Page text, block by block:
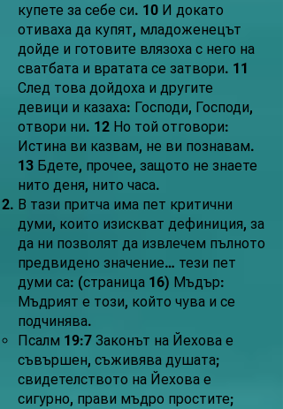
купете за себе си. 10 И докато
отиваха да купят, младоженецът
дойде и готовите влязоха с него на
сватбата и вратата се затвори. 11
След това дойдоха и другите
девици и казаха: Господи, Господи,
отвори ни. 12 Но той отговори:
Истина ви казвам, не ви познавам.
13 Бдете, прочее, защото не знаете
нито деня, нито часа.
В тази притча има пет критични
думи, които изискват дефиниция, за
да ни позволят да извлечем пълното
предвидено значение… тези пет
думи са: (страница 16) Мъдър:
Мъдрият е този, който чува и се
подчинява.
Псалм 19:7 Законът на Йехова е
съвършен, съживява душата;
свидетелството на Йехова е
сигурно, прави мъдро простите;